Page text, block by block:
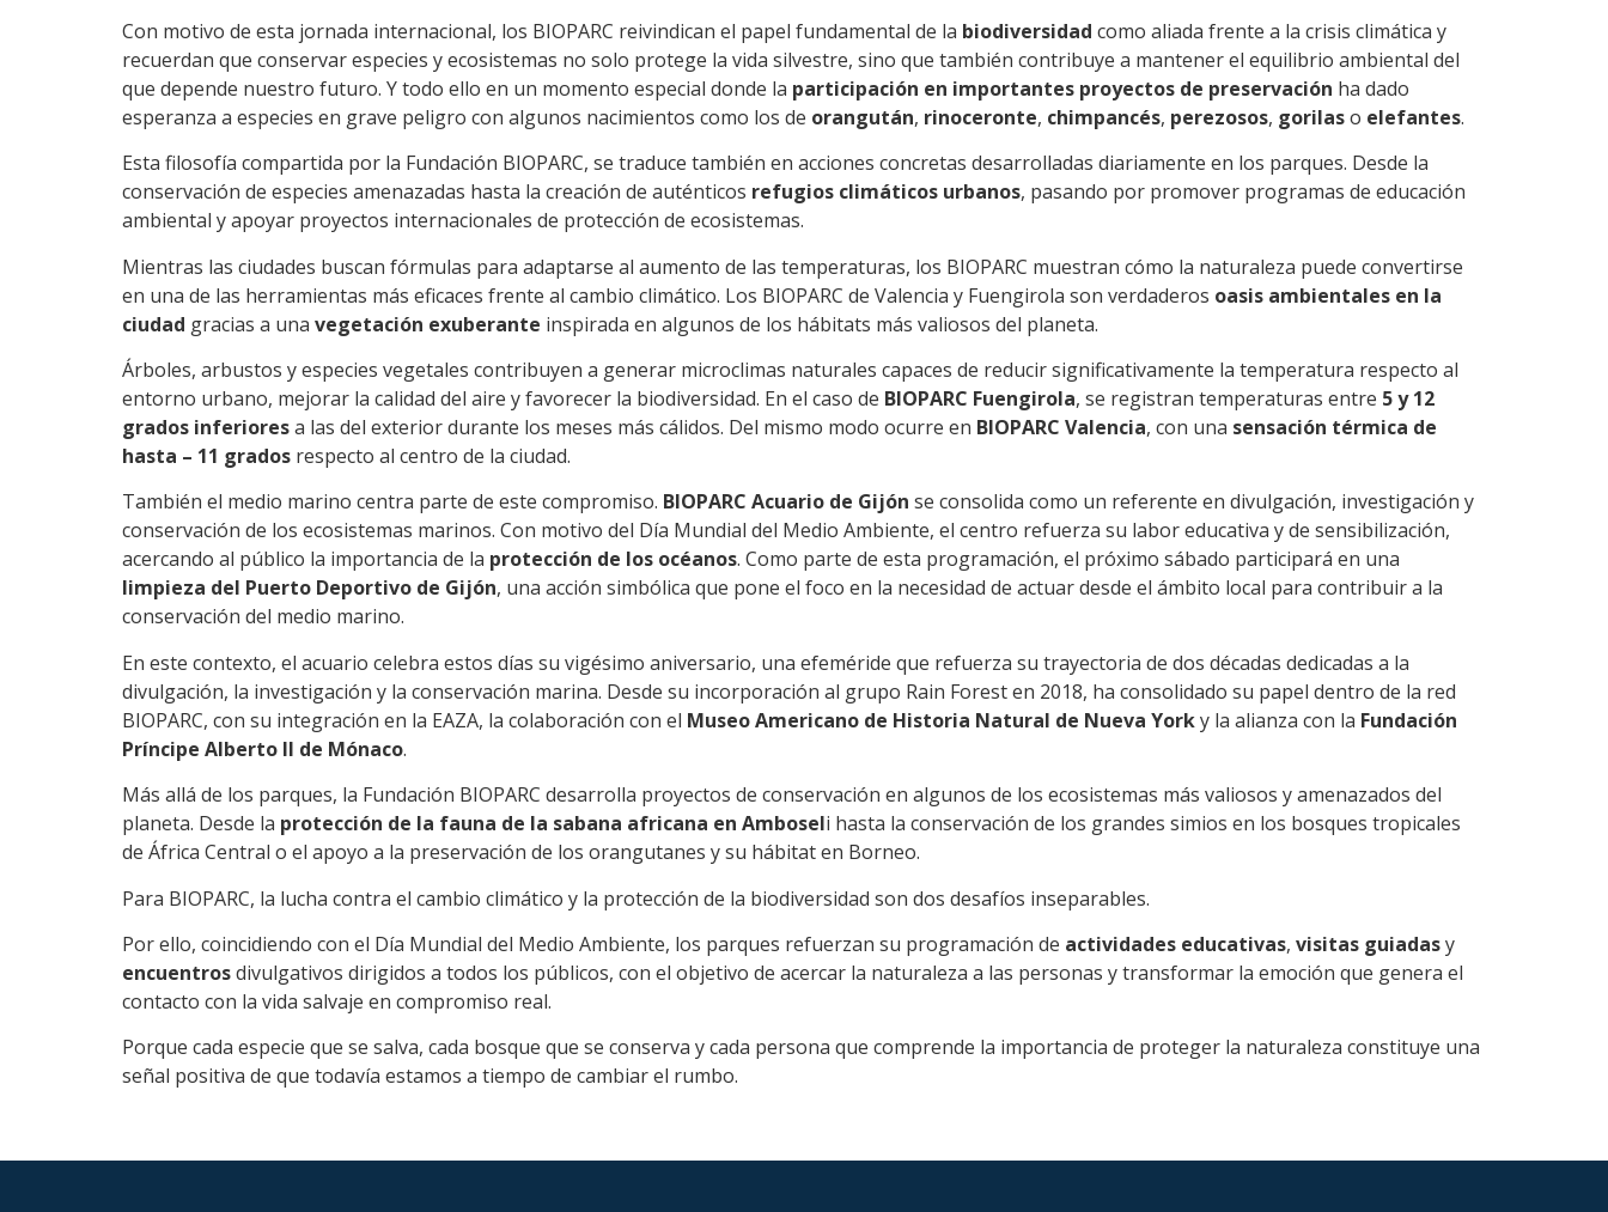
Con motivo de esta jornada internacional, los BIOPARC reivindican el papel fundamental de la biodiversidad como aliada frente a la crisis climática y
recuerdan que conservar especies y ecosistemas no solo protege la vida silvestre, sino que también contribuye a mantener el equilibrio ambiental del
que depende nuestro futuro. Y todo ello en un momento especial donde la participación en importantes proyectos de preservación ha dado
esperanza a especies en grave peligro con algunos nacimientos como los de orangután, rinoceronte, chimpancés, perezosos, gorilaso elefantes.
Esta filosofía compartida por la Fundación BIOPARC, se traduce también en acciones concretas desarrolladas diariamente en los parques. Desde la
conservación de especies amenazadas hasta la creación de auténticos refugios climáticos urbanos, pasando por promover programas de educación
ambiental y apoyar proyectos internacionales de protección de ecosistemas.
Mientras las ciudades buscan fórmulas para adaptarse al aumento de las temperaturas, los BIOPARC muestran cómo la naturaleza puede convertirse
en una de las herramientas más eficaces frente al cambio climático. Los BIOPARC de Valencia y Fuengirola son verdaderos oasis ambientales en la
ciudad gracias a una vegetación exuberante inspirada en algunos de los hábitats más valiosos del planeta.
Árboles, arbustos y especies vegetales contribuyen a generar microclimas naturales capaces de reducir significativamente la temperatura respecto al
entorno urbano, mejorar la calidad del aire y favorecer la biodiversidad. En el caso de BIOPARC Fuengirola, se registran temperaturas entre 5 y 12
grados inferioresa las del exterior durante los meses más cálidos. Del mismo modo ocurre en BIOPARC Valencia, con una sensación térmica de
hasta – 11 grados respecto al centro de la ciudad.
También el medio marino centra parte de este compromiso. BIOPARC Acuario de Gijón se consolida como un referente en divulgación, investigación y
conservación de los ecosistemas marinos. Con motivo del Día Mundial del Medio Ambiente, el centro refuerza su labor educativa y de sensibilización,
acercando al público la importancia de la protección de los océanos. Como parte de esta programación, el próximo sábado participará en una
limpieza del Puerto Deportivo de Gijón, una acción simbólica que pone el foco en la necesidad de actuar desde el ámbito local para contribuir a la
conservación del medio marino.
En este contexto, el acuario celebra estos días su vigésimo aniversario, una efeméride que refuerza su trayectoria de dos décadas dedicadas a la
divulgación, la investigación y la conservación marina. Desde su incorporación al grupo Rain Forest en 2018, ha consolidado su papel dentro de la red
BIOPARC, con su integración en la EAZA, la colaboración con el Museo Americano de Historia Natural de Nueva Yorky la alianza con la Fundación
Príncipe Alberto II de Mónaco.
Más allá de los parques, la Fundación BIOPARC desarrolla proyectos de conservación en algunos de los ecosistemas más valiosos y amenazados del
planeta. Desde la protección de la fauna de la sabana africana en Amboseli hasta la conservación de los grandes simios en los bosques tropicales
de África Central o el apoyo a la preservación de los orangutanes y su hábitat en Borneo.
Para BIOPARC, la lucha contra el cambio climático y la protección de la biodiversidad son dos desafíos inseparables.
Por ello, coincidiendo con el Día Mundial del Medio Ambiente, los parques refuerzan su programación de actividades educativas, visitas guiadasy
encuentrosdivulgativos dirigidos a todos los públicos, con el objetivo de acercar la naturaleza a las personas y transformar la emoción que genera el
contacto con la vida salvaje en compromiso real.
Porque cada especie que se salva, cada bosque que se conserva y cada persona que comprende la importancia de proteger la naturaleza constituye una
señal positiva de que todavía estamos a tiempo de cambiar el rumbo.